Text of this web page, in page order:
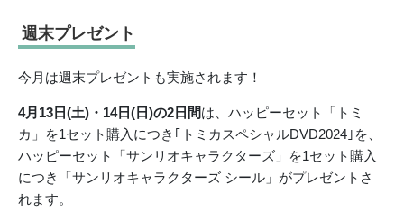
週末プレゼント
今月は週末プレゼントも実施されます！
4月13日(⼟)・14日(日)の2日間は、ハッピーセット「トミ
カ」を1セット購入につき｢トミカスペシャルDVD2024｣を、
ハッピーセット「サンリオキャラクターズ」を1セット購入
につき「サンリオキャラクターズ シール」がプレゼントさ
れます。